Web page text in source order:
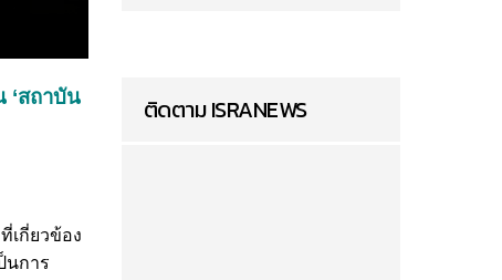
‘สถาบัน
เกี่ยวข้อง
นการ
ติดตาม ISRANEWS